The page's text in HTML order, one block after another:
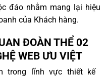
đáo nhằm mang lại hiệu
của Khách hàng.
ĐOÀN THỂ 02
WEB ƯU VIỆT
trong lĩnh vực thiết kế